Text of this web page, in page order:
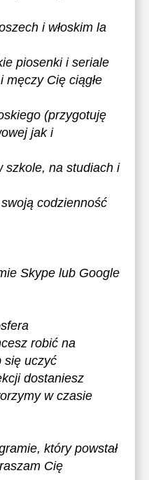
i włoskim la
piosenki i seriale
męczy Cię ciągłe
(przygotuję
jak i
szkole, na studiach i
codzienność
Skype lub Google
robić na
się uczyć
dostaniesz
w czasie
który powstał
Cię